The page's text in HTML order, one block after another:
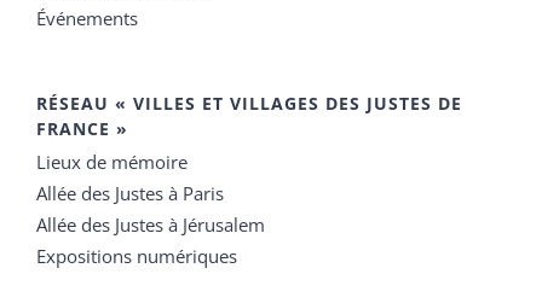
Événements
RÉSEAU « VILLES ET VILLAGES DES JUSTES DE
FRANCE »
Lieux de mémoire
Allée des Justes à Paris
Allée des Justes à Jérusalem
Expositions numériques